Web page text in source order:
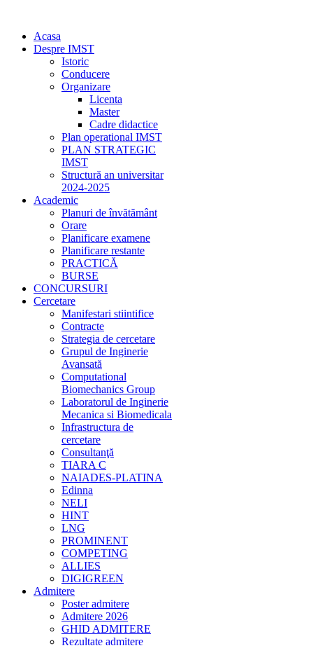
Acasa
Despre IMST
Istoric
Conducere
Organizare
Licenta
Master
Cadre didactice
Plan operational IMST
PLAN STRATEGIC
IMST
Structură an universitar
2024-2025
Academic
Planuri de învătământ
Orare
Planificare examene
Planificare restante
PRACTICĂ
BURSE
CONCURSURI
Cercetare
Manifestari stiintifice
Contracte
Strategia de cercetare
Grupul de Inginerie
Avansată
Computational
Biomechanics Group
Laboratorul de Inginerie
Mecanica si Biomedicala
Infrastructura de
cercetare
Consultanţă
TIARA C
NAIADES-PLATINA
Edinna
NELI
HINT
LNG
PROMINENT
COMPETING
ALLIES
DIGIGREEN
Admitere
Poster admitere
Admitere 2026
GHID ADMITERE
Rezultate admitere